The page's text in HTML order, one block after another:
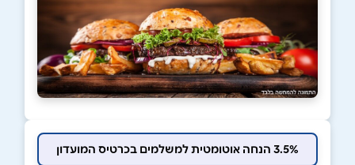
3.5% הנחה אוטומטית למשלמים בכרטיס המועדון